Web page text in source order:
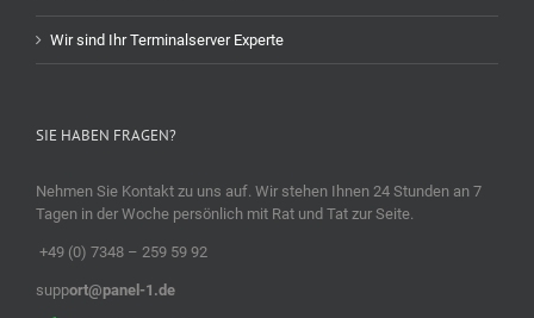
Wir sind Ihr Terminalserver Experte
SIE HABEN FRAGEN?
Nehmen Sie Kontakt zu uns auf. Wir stehen Ihnen 24 Stunden an 7
Tagen in der Woche persönlich mit Rat und Tat zur Seite.
+49 (0) 7348 – 259 59 92
support@panel-1.de